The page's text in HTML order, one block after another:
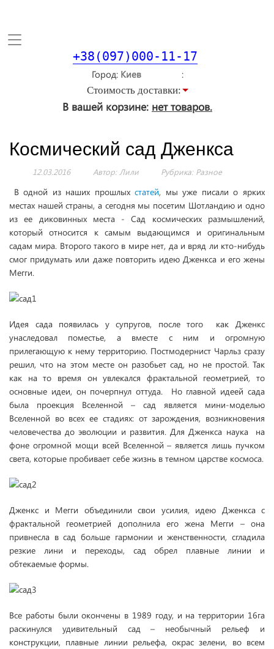
Toggle
+38(097)000-11-17
Город
Стоимость доставки:
В вашей корзине: нет товаров.
Космический сад Дженкса
12.03.2016 Автор: Лили Рубрика: Разное
В одной из наших прошлыхстатей, мы уже писали о ярких
местах нашей страны, а сегодня мы посетим Шотландию и одно
из ее диковинных места - Сад космических размышлений,
который относится к самым выдающимся и оригинальным
садам мира. Второго такого в мире нет, да и вряд ли кто-нибудь
смог придумать или даже повторить идею Дженкса и его жены
Мегги.
Идея сада появилась у супругов, после того как Дженкс
унаследовал поместье, а вместе с ним и огромную
прилегающую к нему территорию. Постмодернист Чарльз сразу
решил, что на этом месте он разобьет сад, но не простой. Так
как на то время он увлекался фрактальной геометрией, то
основные идеи, он почерпнул оттуда. Но главной идеей сада
была проекция Вселенной – сад является мини-моделью
Вселенной во всех ее стадиях: от зарождения, возникновения
человечества до эволюции и развития. Для Дженкса наука на
фоне огромной мощи всей Вселенной – является лишь пучком
света, которые пробивает себе жизнь в темном царстве космоса.
Дженкс и Мегги объединили свои усилия, идею Дженкса с
фрактальной геометрией дополнила его жена Мегги – она
привнесла в сад больше гармонии и женственности, сгладила
резкие лини и переходы, сад обрел плавные линии и
обтекаемые формы.
Все работы были окончены в 1989 году, и на территории 16га
раскинулся удивительный сад – необычный рельеф и
конструкции, плавные линии рельефа, окрас зелени, во всем